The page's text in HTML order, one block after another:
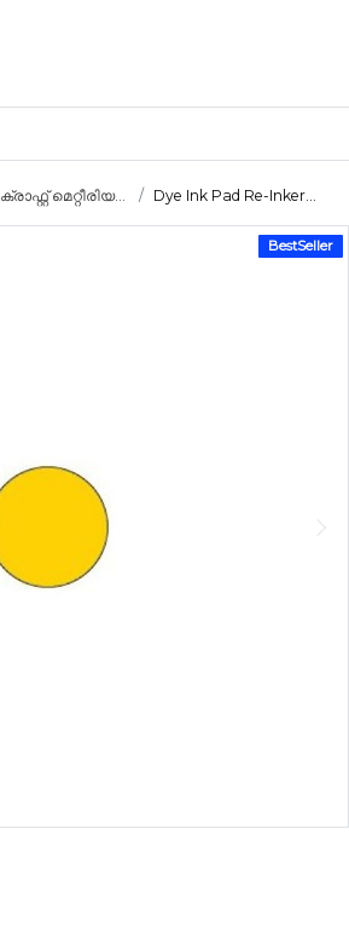
ക്രാഫ്റ്റ്
ക്രാഫ്റ്റ് മെറ്റീരിയ... Dye Ink Pad Re-Inker...
BestSeller